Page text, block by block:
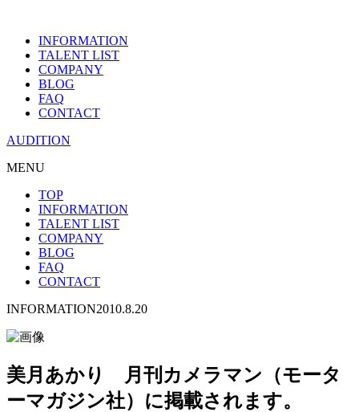
INFORMATION
TALENT LIST
COMPANY
BLOG
FAQ
CONTACT
AUDITION
MENU
TOP
INFORMATION
TALENT LIST
COMPANY
BLOG
FAQ
CONTACT
INFORMATION2010.8.20
美月あかり 月刊カメラマン（モータ
ーマガジン社）に掲載されます。